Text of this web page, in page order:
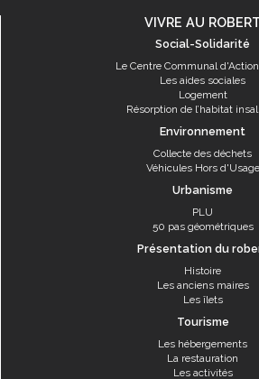
VIVRE AU ROBERT
Social-Solidarité
Le Centre Communal
Les aides sociales
Logement
Résorption de l’habitat
Environnement
Collecte des déchets
Véhicules Hors d'Usage
Urbanisme
PLU
50 pas géométriques
Présentation du
Histoire
Les anciens maires
Les îlets
Tourisme
Les hébergements
La restauration
Les activités